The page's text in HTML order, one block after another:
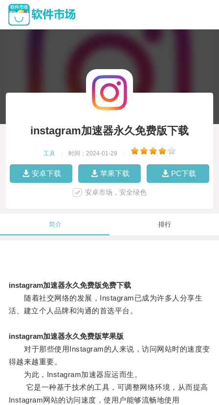
instagram加速器永久免费版下载
工具 时间：2024-01-29
安卓下载 苹果下载 PC下载
安卓市场，安全绿色
简介 排行
instagram加速器永久免费版免费下载
随着社交网络的发展，Instagram已成为许多人分享生
活、建立个人品牌和沟通的首选平台。
instagram加速器永久免费版苹果版
对于那些使用Instagram的人来说，访问网站时的速度变
得越来越重要。
为此，Instagram加速器应运而生。
它是一种基于技术的工具，可调整网络环境，从而提高
Instagram网站的访问速度，使用户能够流畅地使用